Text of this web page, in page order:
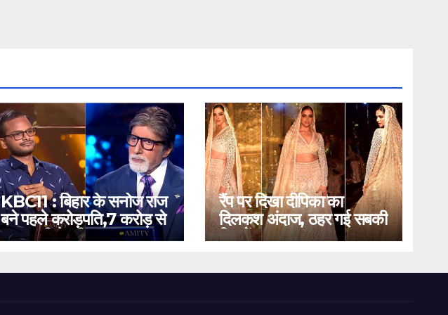
KBC11 : बिहार के सनोज राज
बने पहले करोड़पति,7 करोड़ से
बस इतनी है दूरी
रैंप पर दिखा दीपिका का
दिलकश अंदाज, ठहर गई सबकी
निगाहें